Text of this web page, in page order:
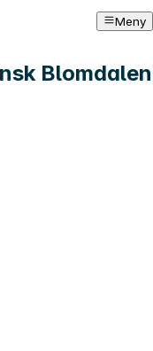
Meny
Blomdalen